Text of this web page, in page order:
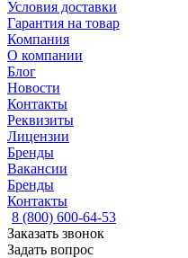
Условия доставки
Гарантия на товар
Компания
О компании
Блог
Новости
Контакты
Реквизиты
Лицензии
Бренды
Вакансии
Бренды
Контакты
8 (800) 600-64-53
Заказать звонок
Задать вопрос